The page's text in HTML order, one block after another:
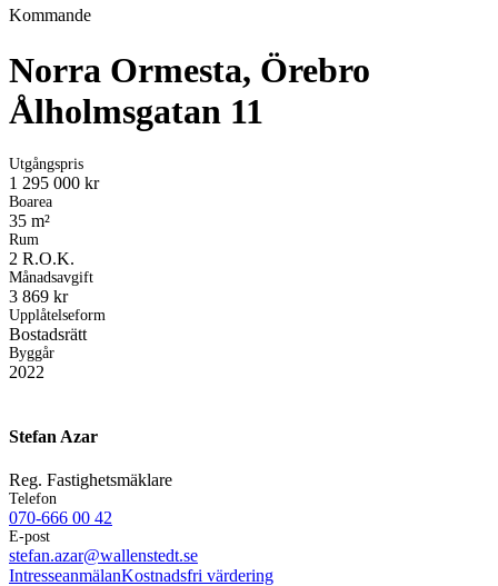
Kommande
Norra Ormesta, Örebro
Ålholmsgatan 11
Utgångspris
1 295 000 kr
Boarea
35 m²
Rum
2 R.O.K.
Månadsavgift
3 869 kr
Upplåtelseform
Bostadsrätt
Byggår
2022
Stefan Azar
Reg. Fastighetsmäklare
Telefon
070-666 00 42
E-post
stefan.azar@wallenstedt.se
IntresseanmälanKostnadsfri värdering